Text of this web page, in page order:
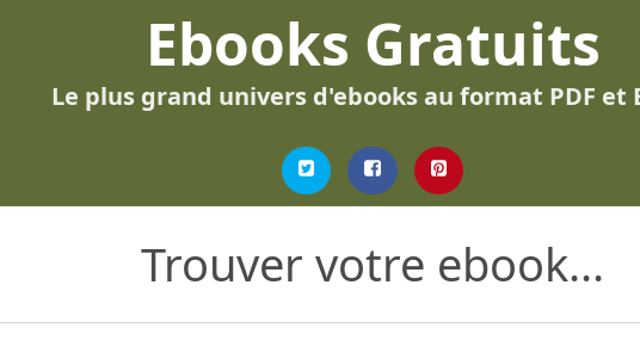
Ebooks Gratuits
Le plus grand univers d'ebooks au format PDF et
Trouver votre ebook...